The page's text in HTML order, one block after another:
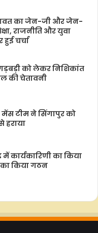
का जेन-जी और जेन-
राजनीति और युवा
चर्चा
को लेकर निशिकांत
की चेतावनी
टीम ने सिंगापुर को
हराया
में कार्यकारिणी का किया
का किया गठन